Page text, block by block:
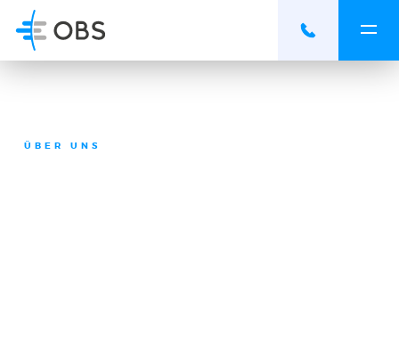
ÜBER UNS